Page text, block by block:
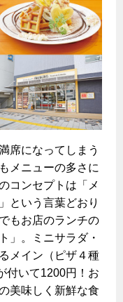
席になってしまう
メニューの多さに
コンセプトは「メ
という言葉どおり
もお店のランチの
」。ミニサラダ・
メイン（ピザ４種
付いて1200円！お
美味しく新鮮な食